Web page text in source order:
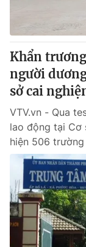
VTV9
Liên hệ tòa
THỜI BÁO VTV
Theo dõi báo trên
Cơ quan chủ
Cơ quan báo chí:
Khẩn
người
sở cai
VTV.vn - Qua
lao động tại Cơ
hiện 506